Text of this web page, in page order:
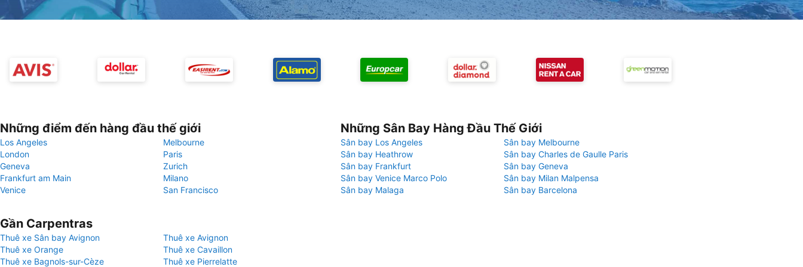
Những điểm đến hàng đầu thế giới
Los Angeles
Melbourne
London
Paris
Geneva
Zurich
Frankfurt am Main
Milano
Venice
San Francisco
Những Sân Bay Hàng Đầu Thế Giới
Sân bay Los Angeles
Sân bay Melbourne
Sân bay Heathrow
Sân bay Charles de Gaulle Paris
Sân bay Frankfurt
Sân bay Geneva
Sân bay Venice Marco Polo
Sân bay Milan Malpensa
Sân bay Malaga
Sân bay Barcelona
Gần Carpentras
Thuê xe Sân bay Avignon
Thuê xe Avignon
Thuê xe Orange
Thuê xe Cavaillon
Thuê xe Bagnols-sur-Cèze
Thuê xe Pierrelatte